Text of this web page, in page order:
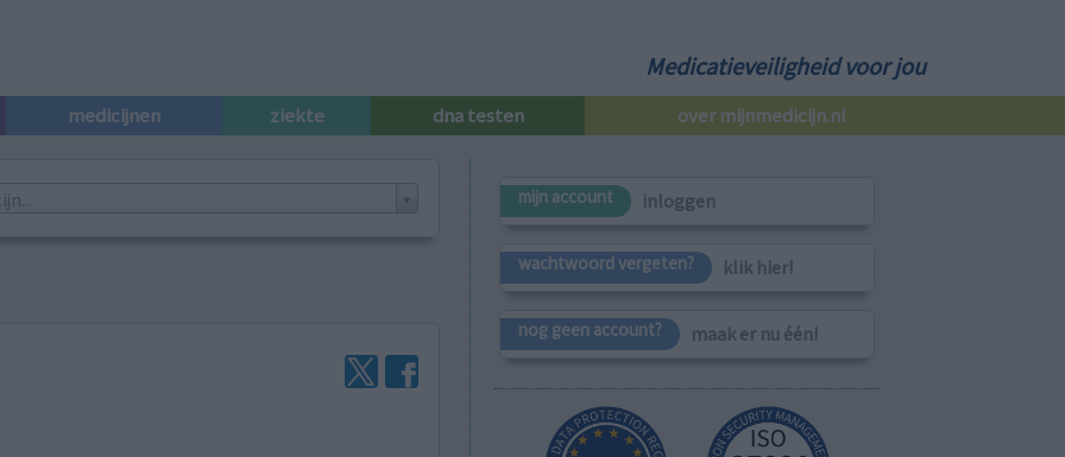
Medicatieveiligheid voor jou
medicijnen ziekte dna testen over mijnmedicijn.nl
mijn account inloggen
wachtwoord vergeten? klik hier!
nog geen account? maak er nu één!